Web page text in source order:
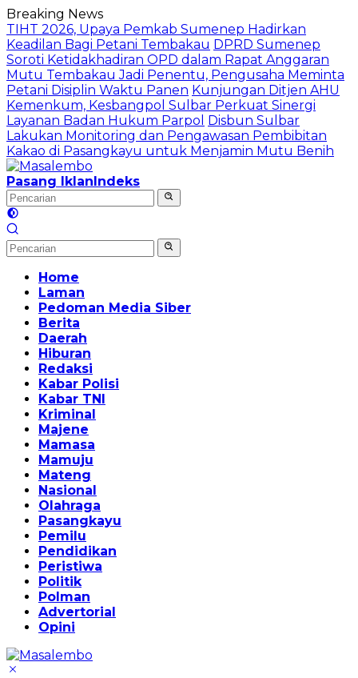
Langsung
ke
konten
Breaking News
TIHT 2026, Upaya Pemkab Sumenep Hadirkan
Keadilan Bagi Petani Tembakau DPRD Sumenep
Soroti Ketidakhadiran OPD dalam Rapat Anggaran
Mutu Tembakau Jadi Penentu, Pengusaha Meminta
Petani Disiplin Waktu Panen Kunjungan Ditjen AHU
Kemenkum, Kesbangpol Sulbar Perkuat Sinergi
Layanan Badan Hukum Parpol Disbun Sulbar
Lakukan Monitoring dan Pengawasan Pembibitan
Kakao di Pasangkayu untuk Menjamin Mutu Benih
Pasang IklanIndeks
Home
Laman
Pedoman Media Siber
Berita
Daerah
Hiburan
Redaksi
Kabar Polisi
Kabar TNI
Kriminal
Majene
Mamasa
Mamuju
Mateng
Nasional
Olahraga
Pasangkayu
Pemilu
Pendidikan
Peristiwa
Politik
Polman
Advertorial
Opini